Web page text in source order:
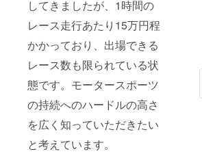
してきましたが、1時間の
レース走行あたり15万円程
かかっており、出場できる
レース数も限られている状
態です。モータースポーツ
の持続へのハードルの高さ
を広く知っていただきたい
と考えています。